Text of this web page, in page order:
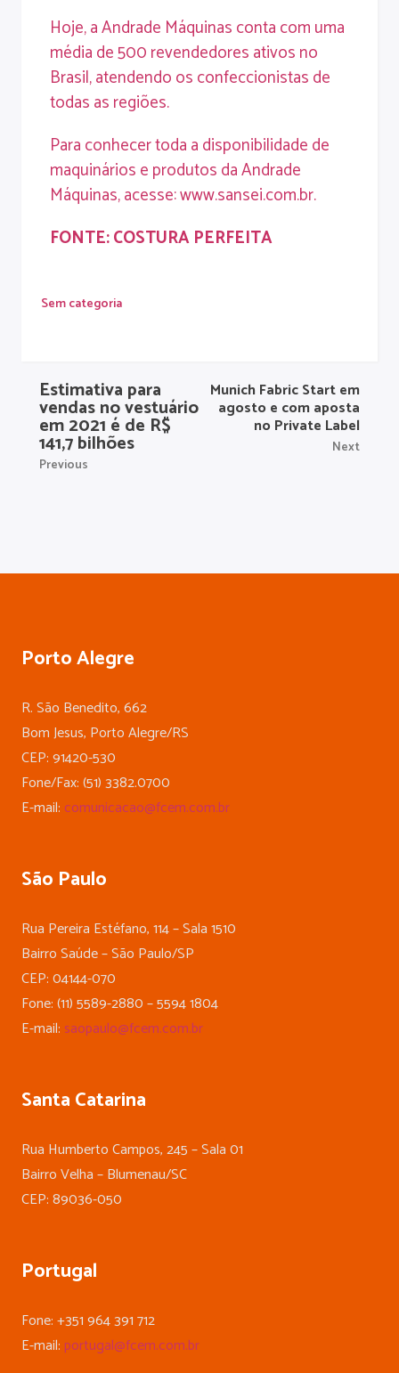
Hoje, a Andrade Máquinas conta com uma
média de 500 revendedores ativos no
Brasil, atendendo os confeccionistas de
todas as regiões.
Para conhecer toda a disponibilidade de
maquinários e produtos da Andrade
Máquinas, acesse: www.sansei.com.br.
FONTE:COSTURA PERFEITA
Sem categoria
Estimativa para
vendas no vestuário
em 2021 é de R$
141,7 bilhões
Previous
Munich Fabric Start em
agosto e com aposta
no Private Label
Next
Porto Alegre
R. São Benedito, 662
Bom Jesus, Porto Alegre/RS
CEP: 91420-530
Fone/Fax: (51) 3382.0700
E-mail: comunicacao@fcem.com.br
São Paulo
Rua Pereira Estéfano, 114 – Sala 1510
Bairro Saúde – São Paulo/SP
CEP: 04144-070
Fone: (11) 5589-2880 – 5594 1804
E-mail: saopaulo@fcem.com.br
Santa Catarina
Rua Humberto Campos, 245 – Sala 01
Bairro Velha – Blumenau/SC
CEP: 89036-050
Portugal
Fone: +351 964 391 712
E-mail: portugal@fcem.com.br